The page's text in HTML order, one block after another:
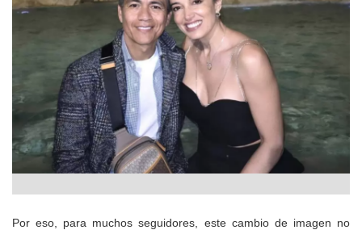
Por eso, para muchos seguidores, este cambio de imagen no